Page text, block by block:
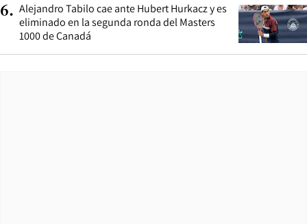
6. Alejandro Tabilo cae ante Hubert Hurkacz y es
eliminado en la segunda ronda del Masters
1000 de Canadá